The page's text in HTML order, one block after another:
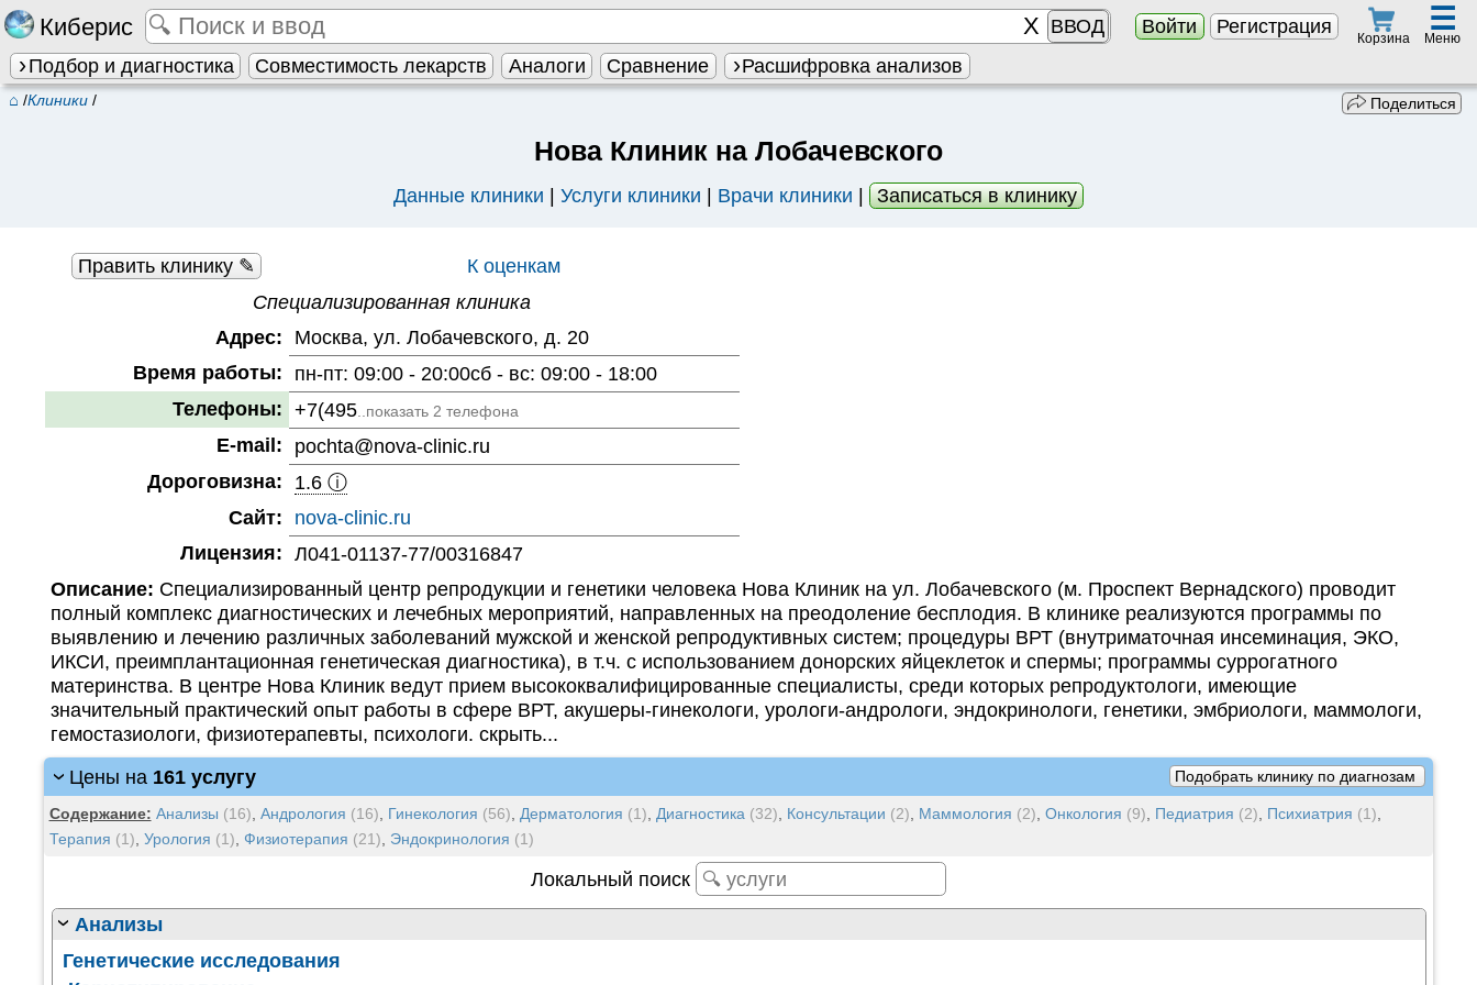
Киберис ВВОД Войти Регистрация
Корзина
☰
Меню
Подбор и диагностика Совместимость лекарств Аналоги Сравнение Расшифровка анализов
⌂ /Клиники/ Поделиться
Нова Клиник на Лобачевского
Данные клиники |Услуги клиники | Врачи клиники | Записаться в клинику
Править клинику ✎
К оценкам
Специализированная клиника
Адрес:
Москва, ул. Лобачевского, д. 20
Время работы:
пн-пт: 09:00 - 20:00сб - вс: 09:00 - 18:00
Телефоны: +7(495..показать 2 телефона
E-mail:
pochta@nova-clinic.ru
Дороговизна:
1.6 ⓘ
Сайт:
nova-clinic.ru
Лицензия: Л041-01137-77/00316847
Описание: Специализированный центр репродукции и генетики человека Нова Клиник на ул. Лобачевского (м. Проспект Вернадского) проводит
полный комплекс диагностических и лечебных мероприятий, направленных на преодоление бесплодия. В клинике реализуются программы по
выявлению и лечению различных заболеваний мужской и женской репродуктивных систем; процедуры ВРТ (внутриматочная инсеминация, ЭКО,
ИКСИ, преимплантационная генетическая диагностика), в т.ч. с использованием донорских яйцеклеток и спермы; программы суррогатного
материнства. В центре Нова Клиник ведут прием высококвалифицированные специалисты, среди которых репродуктологи, имеющие
значительный практический опыт работы в сфере ВРТ, акушеры-гинекологи, урологи-андрологи, эндокринологи, генетики, эмбриологи, маммологи,
гемостазиологи, физиотерапевты, психологи. скрыть...
Цены на 161 услугу Подобрать клинику по диагнозам
Содержание: Анализы (16) Андрология (16) Гинекология (56) Дерматология (1) Диагностика (32) Консультации (2) Маммология (2) Онкология (9) Педиатрия (2) Психиатрия (1)
Терапия (1) Урология (1) Физиотерапия (21) Эндокринология (1)
Локальный поиск
Анализы
Генетические исследования